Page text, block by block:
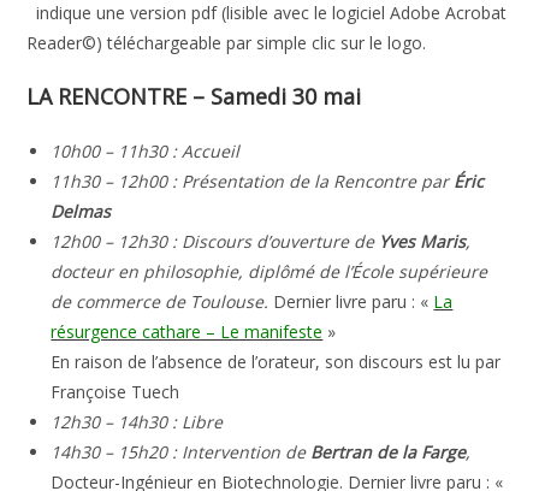
indique une version pdf (lisible avec le logiciel Adobe Acrobat
Reader©) téléchargeable par simple clic sur le logo.
LA RENCONTRE – Samedi 30 mai
10h00 – 11h30 : Accueil
11h30 – 12h00 : Présentation de la Rencontre parÉric
Delmas
12h00 – 12h30 : Discours d’ouverture de Yves Maris,
docteur en philosophie, diplômé de l’École supérieure
de commerce de Toulouse. Dernier livre paru : « La
résurgence cathare – Le manifeste »
En raison de l’absence de l’orateur, son discours est lu par
Françoise Tuech
12h30 – 14h30 : Libre
14h30 – 15h20 : Intervention de Bertran de la Farge,
Docteur-Ingénieur en Biotechnologie. Dernier livre paru : «